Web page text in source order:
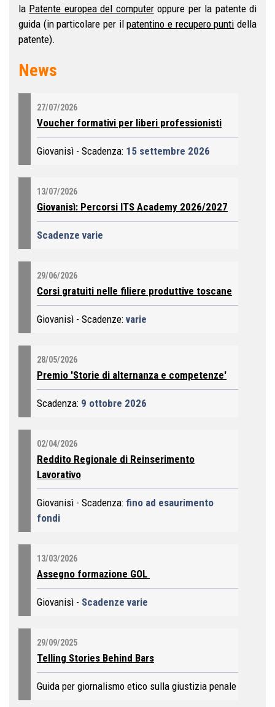
la Patente europea del computeroppure per la patente di
guida (in particolare per ilpatentino e recupero punti della
patente).
News
27/07/2026
Voucher formativi per liberi professionisti
Giovanisì - Scadenza: 15 settembre 2026
13/07/2026
Giovanisì: Percorsi ITS Academy 2026/2027
Scadenze varie
29/06/2026
Corsi gratuiti nelle filiere produttive toscane
Giovanisì - Scadenze: varie
28/05/2026
Premio 'Storie di alternanza e competenze'
Scadenza: 9 ottobre 2026
02/04/2026
Reddito Regionale di Reinserimento
Lavorativo
Giovanisì - Scadenza: fino ad esaurimento
fondi
13/03/2026
Assegno formazione GOL
Giovanisì - Scadenze varie
29/09/2025
Telling Stories Behind Bars
Guida per giornalismo etico sulla giustizia penale